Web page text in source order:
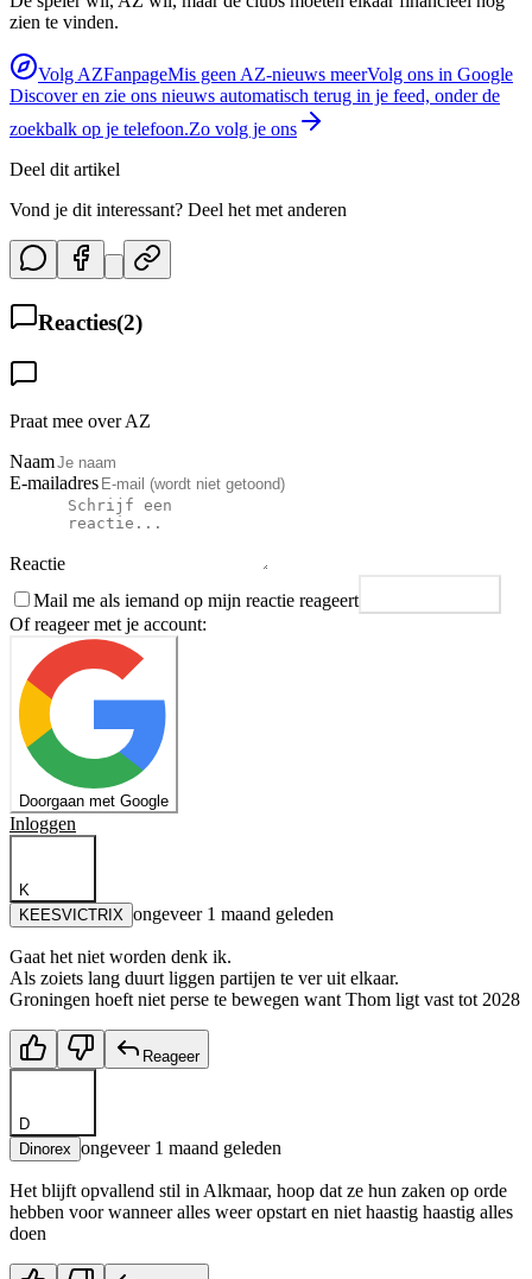
zien te vinden.
Volg AZFanpageMis geen AZ-nieuws meerVolg ons in Google
Discover en zie ons nieuws automatisch terug in je feed, onder de
zoekbalk op je telefoon.Zo volg je ons
Deel dit artikel
Vond je dit interessant? Deel het met anderen
Reacties(2)
Praat mee over AZ
Naam
E-mailadres
Reactie
Mail me als iemand op mijn reactie reageert
Of reageer met je account:
Doorgaan met Google
Inloggen
K
KEESVICTRIX ongeveer 1 maand geleden
Gaat het niet worden denk ik.
Als zoiets lang duurt liggen partijen te ver uit elkaar.
Groningen hoeft niet perse te bewegen want Thom ligt vast tot 2028
Reageer
D
Dinorex ongeveer 1 maand geleden
Het blijft opvallend stil in Alkmaar, hoop dat ze hun zaken op orde
hebben voor wanneer alles weer opstart en niet haastig haastig alles
doen